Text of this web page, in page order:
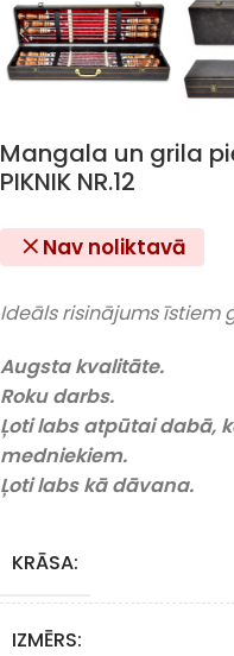
Mangala un grila
PIKNIK NR.12
Nav noliktavā
Ideāls risinājums īstiem
Augsta kvalitāte.
Roku darbs.
Ļoti labs atpūtai dabā,
medniekiem.
Ļoti labs kā dāvana.
KRĀSA:
IZMĒRS: